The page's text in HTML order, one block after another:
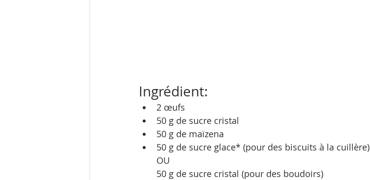
Ingrédient:
2 œufs
50 g de sucre cristal
50 g de maïzena
50 g de sucre glace* (pour des biscuits à la cuillère)
OU
50 g de sucre cristal (pour des boudoirs)